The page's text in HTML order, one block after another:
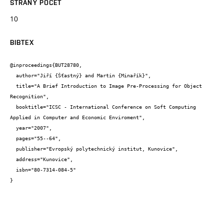
STRANY POČET
10
BIBTEX
@inproceedings{BUT28780,
Recognition",
Applied in Computer and Economic Enviroment",
}